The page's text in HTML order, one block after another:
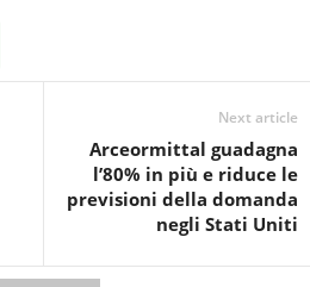
Next article
Arceormittal guadagna
l’80% in più e riduce le
previsioni della domanda
negli Stati Uniti